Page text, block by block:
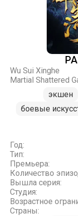
Wu Sui Xinghe
Martial Shattered
экшен
боевые
Год:
Тип:
Премьера:
Количество
Вышла серия:
Студия:
Возрастное
Страны: